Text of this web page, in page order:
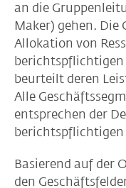
an die
Maker) gehen.
Allokation von
beurteilt deren
Alle
entsprechen der
berichtspflichtigen
Basierend auf der
den